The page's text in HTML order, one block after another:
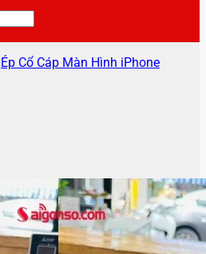
Ép Cổ Cáp Màn Hình iPhone